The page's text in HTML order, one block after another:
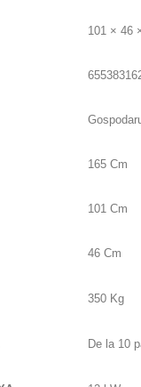
101 × 46
165 Cm
101 Cm
46 Cm
350 Kg
De la 10